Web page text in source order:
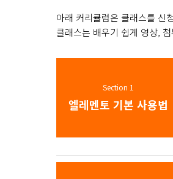
아래 커리큘럼은 클래스를 신
클래스는 배우기 쉽게 영상,
Section 1
엘레멘토 기본 사용법